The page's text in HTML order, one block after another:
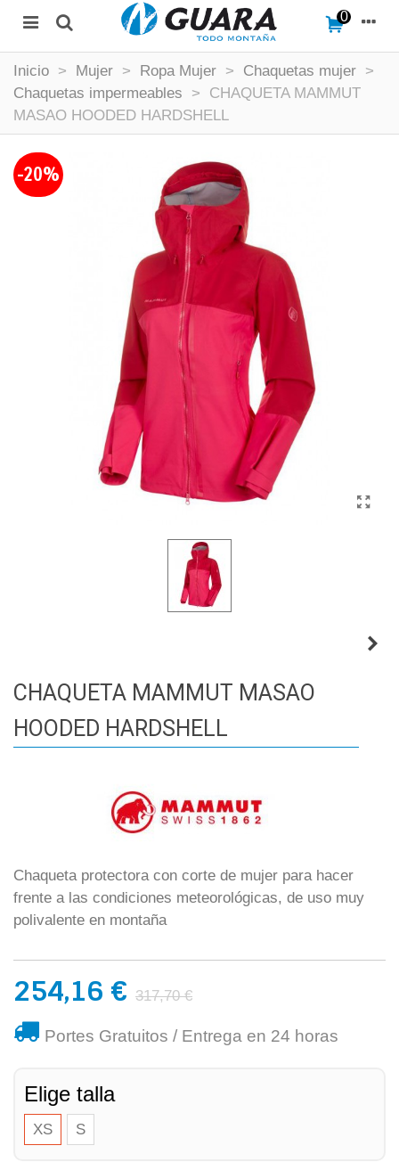
0
Inicio > Mujer > Ropa Mujer > Chaquetas mujer >
Chaquetas impermeables
>
CHAQUETA MAMMUT
MASAO HOODED HARDSHELL
-20%
CHAQUETA MAMMUT MASAO
HOODED HARDSHELL
Chaqueta protectora con corte de mujer para hacer
frente a las condiciones meteorológicas, de uso muy
polivalente en montaña
254,16 € 317,70 €
Portes Gratuitos / Entrega en 24 horas
Elige talla
XS S